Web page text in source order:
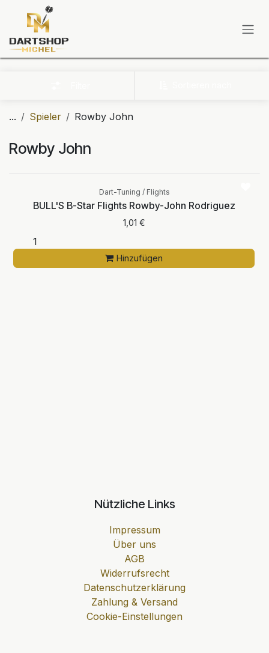
Zum Inhalt springen
... Spieler Rowby John
Rowby John
Dart-Tuning / Flights
BULL'S B-Star Flights Rowby-John Rodriguez
1,01 €
Hinzufügen
Nützliche Links
Impressum
Über uns
AGB
Widerrufsrecht
Datenschutzerklärung
Zahlung & Versand
Cookie-Einstellungen